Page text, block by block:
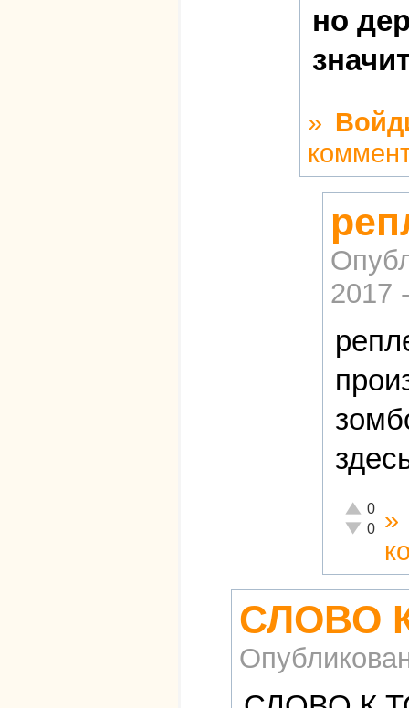
но
»
2017
Отлично!
0
0
»
СЛОВО